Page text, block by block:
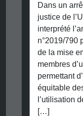
Dans un
justice de
interprété
n°2019/790
de la mise
membres
permettant
équitable
l’utilisation
[…]